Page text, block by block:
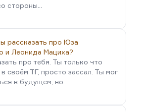
стороны...
рассказать про Юза
и Леонида Мациха?
про тебя. Ты только что
своём ТГ, просто зассал. Ты мог
в будущем, но…